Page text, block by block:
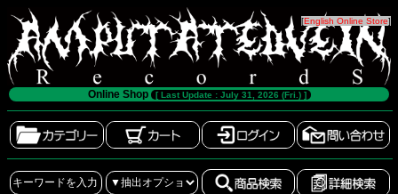
[English Online Store]
Online Shop [ Last Update : July 31, 2026 (Fri.) ]